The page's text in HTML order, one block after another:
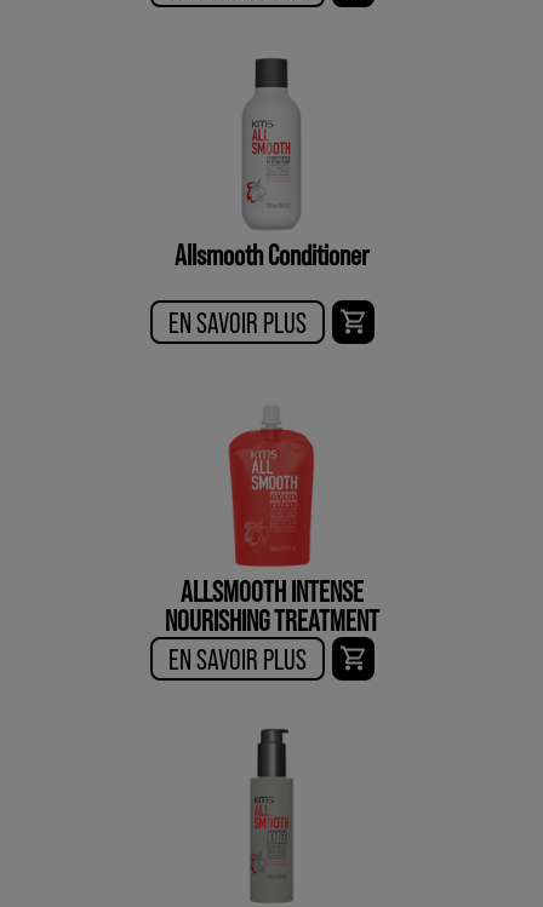
Allsmooth Conditioner
EN SAVOIR PLUS
ALLSMOOTH INTENSE
NOURISHING TREATMENT
EN SAVOIR PLUS